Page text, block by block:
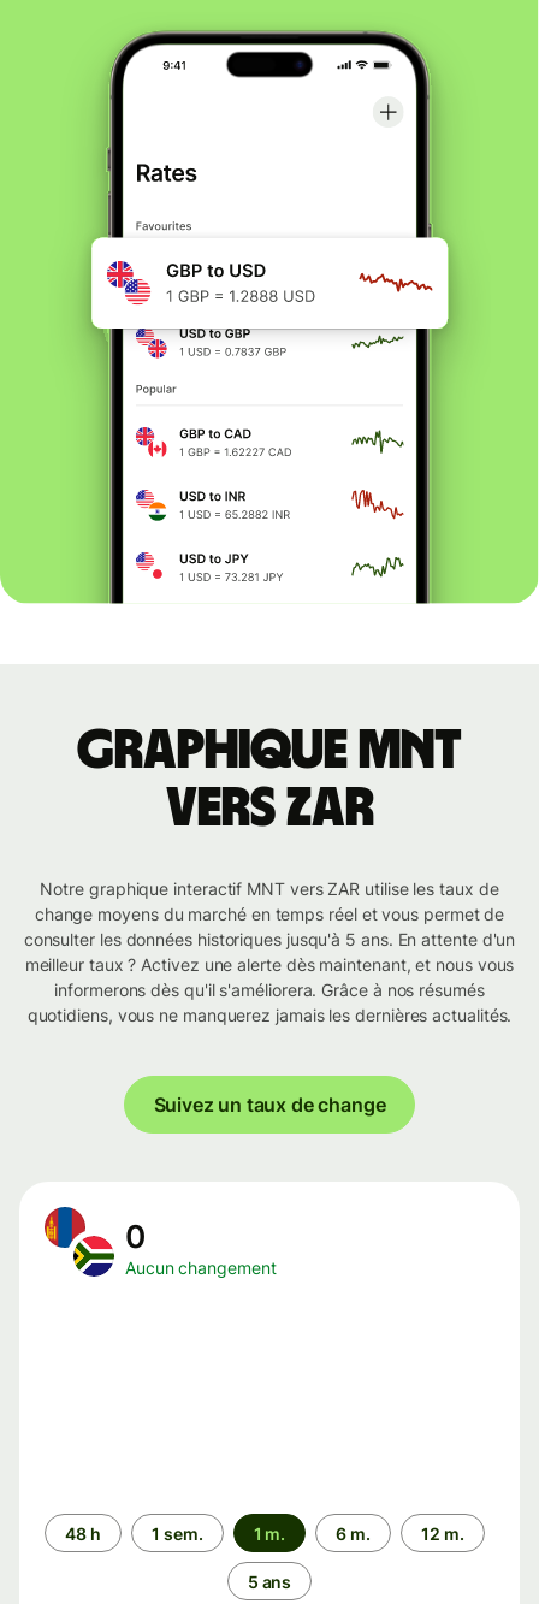
Graphique MNT
vers ZAR
Notre graphique interactif MNT vers ZAR utilise les taux de
change moyens du marché en temps réel et vous permet de
consulter les données historiques jusqu'à 5 ans. En attente d'un
meilleur taux ? Activez une alerte dès maintenant, et nous vous
informerons dès qu'il s'améliorera. Grâce à nos résumés
quotidiens, vous ne manquerez jamais les dernières actualités.
Suivez un taux de change
0
Aucun changement
Période
48 h 1 sem. 1 m. 6 m. 12 m.
5 ans